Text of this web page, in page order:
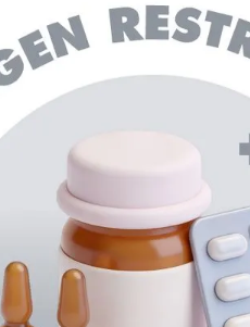
3. bioderma
7.
. roche posay
9. nivea
10 pañales